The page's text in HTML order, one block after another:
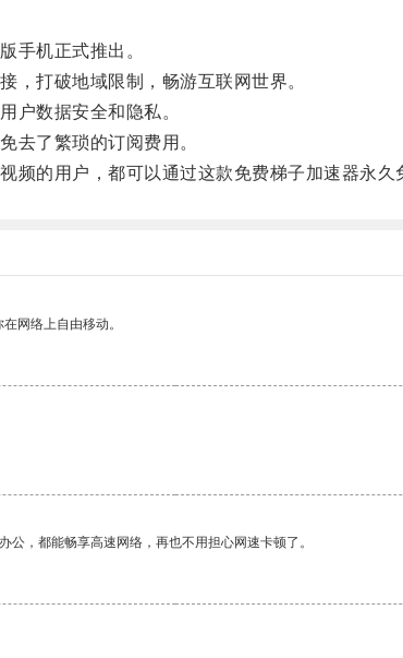
机正式推出。
打破地域限制，畅游互联网世界。
数据安全和隐私。
了繁琐的订阅费用。
用户，都可以通过这款免费梯子加速器永久
网络上自由移动。
，都能畅享高速网络，再也不用担心网速卡顿了。